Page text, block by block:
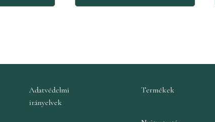
Adatvédelmi
irányelvek
Termékek